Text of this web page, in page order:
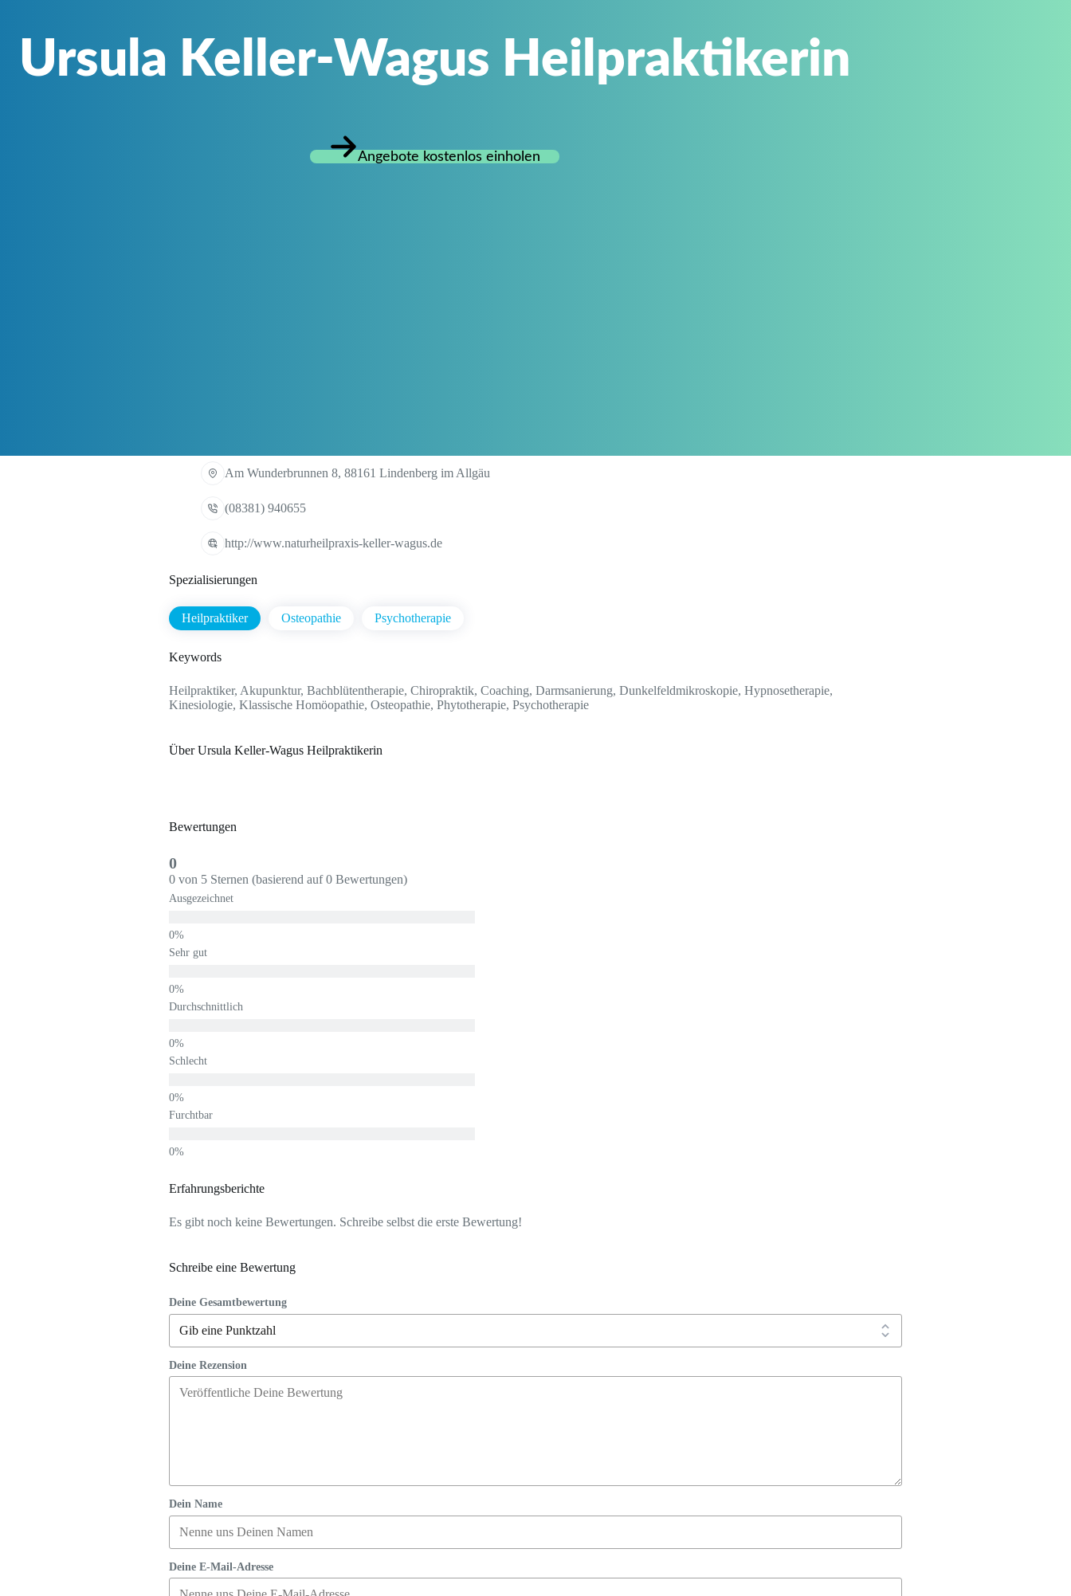
Ursula Keller-Wagus Heilpraktikerin
Angebote kostenlos einholen
Am Wunderbrunnen 8, 88161 Lindenberg im Allgäu
(08381) 940655
http://www.naturheilpraxis-keller-wagus.de
Spezialisierungen
Heilpraktiker Osteopathie Psychotherapie
Keywords
Heilpraktiker, Akupunktur, Bachblütentherapie, Chiropraktik, Coaching, Darmsanierung, Dunkelfeldmikroskopie, Hypnosetherapie,
Kinesiologie, Klassische Homöopathie, Osteopathie, Phytotherapie, Psychotherapie
Über Ursula Keller-Wagus Heilpraktikerin
Bewertungen
0
0 von 5 Sternen (basierend auf 0 Bewertungen)
Ausgezeichnet
Sehr gut
Durchschnittlich
Schlecht
Furchtbar
Erfahrungsberichte
Es gibt noch keine Bewertungen. Schreibe selbst die erste Bewertung!
Schreibe eine Bewertung
Deine Gesamtbewertung
Deine Rezension
Dein Name
Deine E-Mail-Adresse